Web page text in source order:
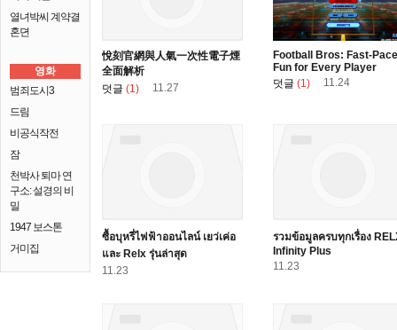
열녀박씨 계약결
혼뎐
영화
범죄도시3
드림
비공식작전
잠
천박사 퇴마 연
구소: 설경의 비
밀
1947 보스톤
거미집
悅刻官網與人氣一次性電子煙
全面解析
덧글 (1) 11.27
Football Bros: Fast-
Fun for Every Player
덧글 (1) 11.24
ซื้อบุหรี่ไฟฟ้าออนไลน์ เยว่เค่อ
และ Relx รุ่นล่าสุด
11.23
รวมข้อมูลครบทุกเรื่อง
Infinity Plus
11.23